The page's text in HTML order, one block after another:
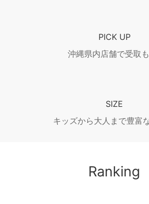
PICK UP
沖縄県内店舗で受取
SIZE
キッズから大人まで豊富
Ranking